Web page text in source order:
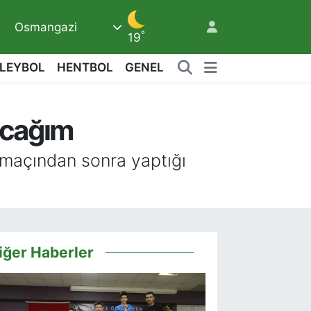
Osmangazi
19°
HENTBOL GENEL
sonra yaptığı
Haberler